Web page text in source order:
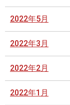
2022年5月
2022年3月
2022年2月
2022年1月